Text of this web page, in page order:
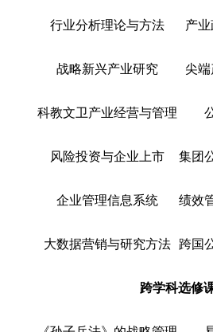
行业分析理论与方法 产
战略新兴产业研究 尖
科教文卫产业经营与管理
风险投资与企业上市 集团
企业管理信息系统 绩效
大数据营销与研究方法 跨国
跨学科选修